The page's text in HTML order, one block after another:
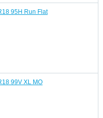
95H Run Flat
99V XL MO